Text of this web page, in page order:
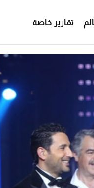
تقارير خاصة